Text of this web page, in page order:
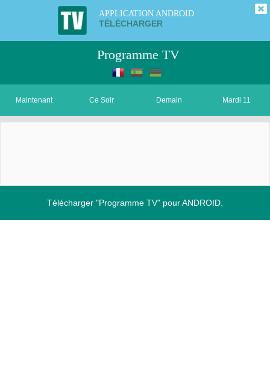
APPLICATION ANDROID
TÉLÉCHARGER
Programme TV
Maintenant Ce Soir Demain Mardi 11
Télécharger "Programme TV" pour ANDROID.